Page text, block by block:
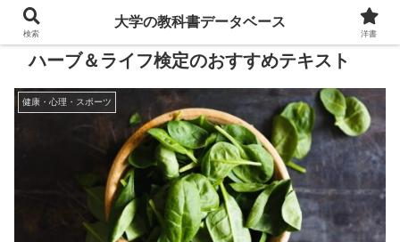
ハーブ＆ライフ検定のおすすめテキスト
健康・心理・スポーツ
検索
大学の教科書データベース
洋書